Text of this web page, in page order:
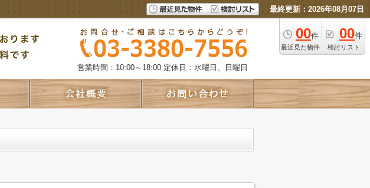
最終更新：2026年08月07日
00件
最近見た物件
00件
検討リスト
営業時間：10:00～18:00 定休日：水曜日、日曜日